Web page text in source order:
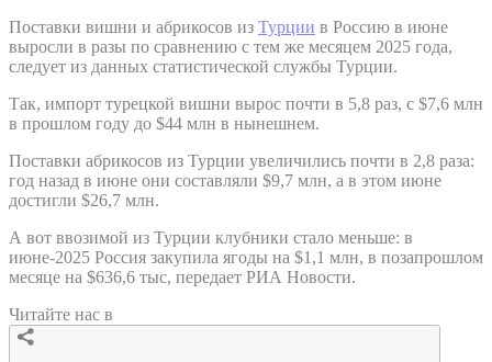
Поставки вишни и абрикосов из Турции в Россию в июне
выросли в разы по сравнению с тем же месяцем 2025 года,
следует из данных статистической службы Турции.
Так, импорт турецкой вишни вырос почти в 5,8 раз, с $7,6 млн
в прошлом году до $44 млн в нынешнем.
Поставки абрикосов из Турции увеличились почти в 2,8 раза:
год назад в июне они составляли $9,7 млн, а в этом июне
достигли $26,7 млн.
А вот ввозимой из Турции клубники стало меньше: в
июне-2025 Россия закупила ягоды на $1,1 млн, в позапрошлом
месяце на $636,6 тыс, передает РИА Новости.
Читайте нас в